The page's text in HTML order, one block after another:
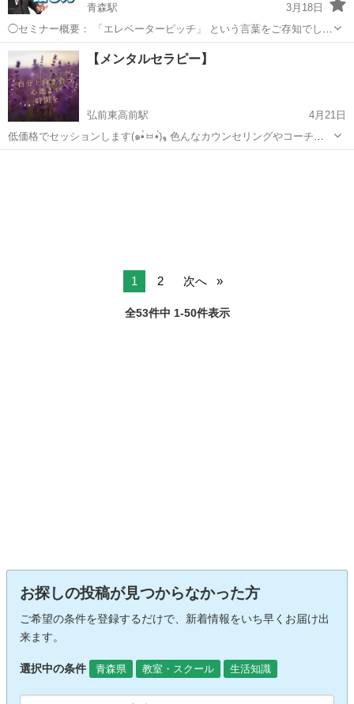
青森駅
3月18日
◯セミナー概要： 「エレベーターピッチ」 という言葉をご存知でしょ
うか？ ITの本拠地シリコンバレーでは、 「エレベーターの中で投資家
に会ったら、起業家は自分のビジネスプランを30秒で的確に伝えられ
なければ、その...
青森 青森市 青森駅 コミュニケーション
【メンタルセラピー】
弘前東高前駅
4月21日
低価格でセッションします(๑•̀ㅂ•́)و 色んなカウンセリングやコーチン
グは高い!! ハウツー教室やビジネス教室も高い!! 起業塾もあれもこれ
1 2 次へ
全53件中 1-50件表示
お探しの投稿が見つからなかった方
ご希望の条件を登録するだけで、新着情報をいち早くお届け出
来ます。
選択中の条件 青森県 教室・スクール 生活知識